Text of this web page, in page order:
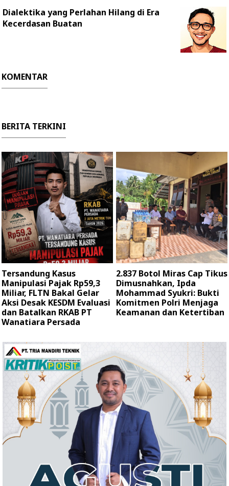
Dialektika yang Perlahan Hilang di Era
Kecerdasan Buatan
KOMENTAR
BERITA TERKINI
Tersandung Kasus
Manipulasi Pajak Rp59,3
Miliar, FLTN Bakal Gelar
Aksi Desak KESDM Evaluasi
dan Batalkan RKAB PT
Wanatiara Persada ‎
2.837 Botol Miras Cap Tikus
Dimusnahkan, Ipda
Mohammad Syukri: Bukti
Komitmen Polri Menjaga
Keamanan dan Ketertiban